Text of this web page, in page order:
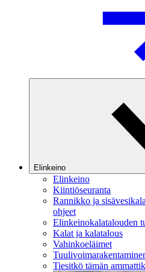
Elinkeino
Elinkeino
Kiintiöseuranta
Rannikko ja
ohjeet
Elinkeinokalatalouden
Kalat ja kalatalous
Vahinkoeläimet
Tiesitkö tämän